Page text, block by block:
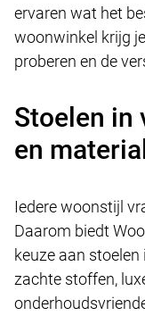
ervaren wat het
woonwinkel krijg
proberen en de
Stoelen in
en
Iedere woonstijl
Daarom biedt
keuze aan
zachte stoffen,